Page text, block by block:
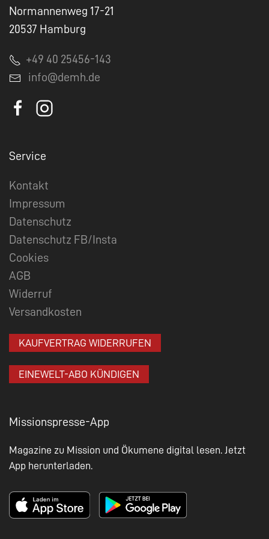
Normannenweg 17-21
20537 Hamburg
+49 40 25456-143
info@demh.de
Service
Kontakt
Impressum
Datenschutz
Datenschutz FB/Insta
Cookies
AGB
Widerruf
Versandkosten
KAUFVERTRAG WIDERRUFEN
EINEWELT-ABO KÜNDIGEN
Missionspresse-App
Magazine zu Mission und Ökumene digital lesen. Jetzt
App herunterladen.